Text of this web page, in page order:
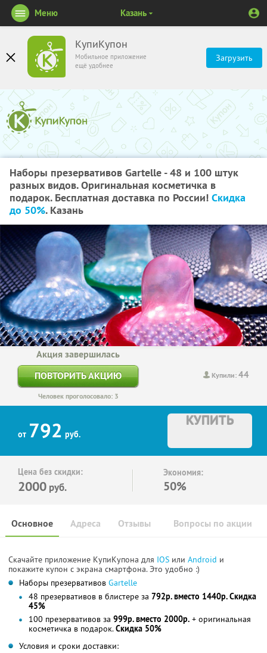
КупиКупон
Мобильное приложение
ещё удобнее
Загрузить
Меню Казань
Наборы презервативов Gartelle - 48 и 100 штук
разных видов. Оригинальная косметичка в
подарок. Бесплатная доставка по России! Скидка
до 50%. Казань
Купили:44
Акция завершилась
ПОВТОРИТЬ АКЦИЮ
Человек проголосовало: 3
от 792 руб.
КУПИТЬ
Цена без скидки:
2000 руб.
Экономия:
50%
Основное Отзывы Вопросы по акции
Адреса
Скачайте приложение КупиКупона для IOS или Android и
покажите купон с экрана смартфона. Это удобно :)
Наборы презервативов Gartelle
48 презервативов в блистере за 792р. вместо 1440р. Скидка
45%
100 презервативов за 999р. вместо 2000р. + оригинальная
косметичка в подарок.Скидка 50%
Условия и сроки доставки: